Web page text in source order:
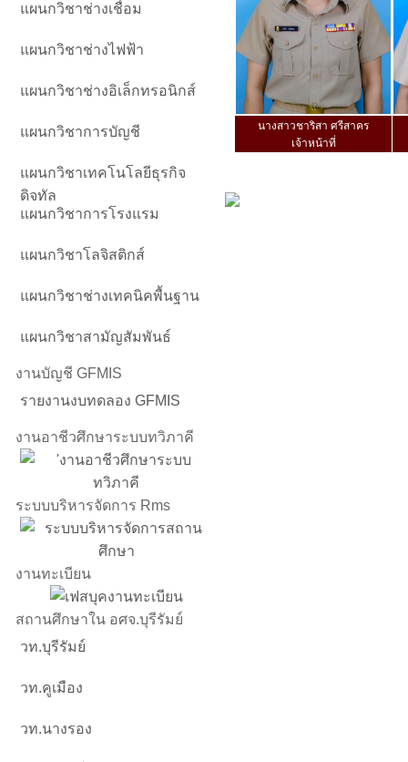
แผนกวิชาช่างเชื่อม
แผนกวิชาช่างไฟฟ้า
แผนกวิชาช่างอิเล็กทรอนิกส์
แผนกวิชาการบัญชี
แผนกวิชาเทคโนโลยีธุรกิจ
ดิจทัล
แผนกวิชาการโรงแรม
แผนกวิชาโลจิสติกส์
แผนกวิชาช่างเทคนิคพื้นฐาน
แผนกวิชาสามัญสัมพันธ์
งานบัญชี GFMIS
รายงานงบทดลอง GFMIS
งานอาชีวศึกษาระบบทวิภาคี
ระบบบริหารจัดการ Rms
งานทะเบียน
สถานศึกษาใน อศจ.บุรีรัมย์
วท.บุรีรัมย์
วท.คูเมือง
วท.นางรอง
นางสาวชาริสา ศรีสาคร
เจ้าหน้าที่